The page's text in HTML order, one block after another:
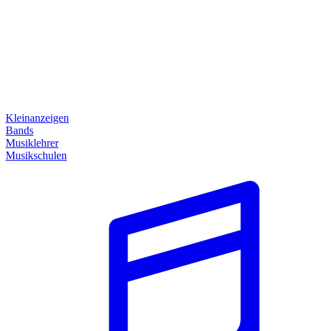
Kleinanzeigen
Bands
Musiklehrer
Musikschulen